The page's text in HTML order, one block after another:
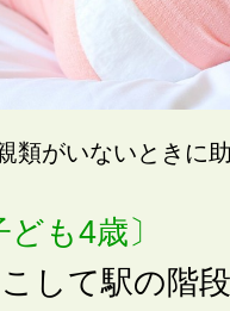
類がいないときに
も4歳〕
して駅の階